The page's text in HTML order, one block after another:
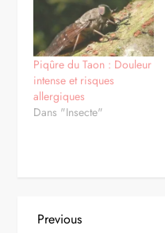
Piqûre du Taon : Douleur
intense et risques
allergiques
Dans "Insecte"
Previous
Previous